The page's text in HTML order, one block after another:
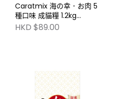
Caratmix 海の幸．お肉 5
種口味 成貓糧 1.2kg
NCD588
HKD $89.00